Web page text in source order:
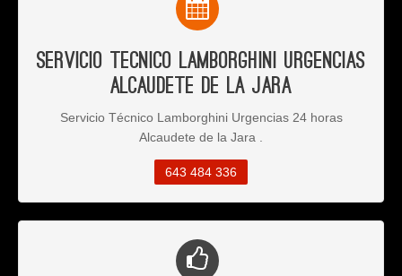
Servicio Tecnico Lamborghini Urgencias
Alcaudete de la Jara
Servicio Técnico Lamborghini Urgencias 24 horas
Alcaudete de la Jara .
643 484 336